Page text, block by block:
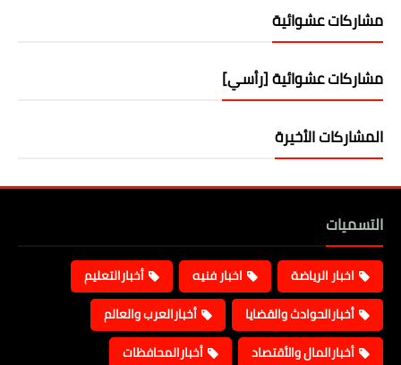
مشاركات عشوائية
مشاركات عشوائية [رأسي]
المشاركات الأخيرة
التسميات
اخبار الرياضة اخبار فنيه
أخبارالتعليم
أخبارالحوادث والقضايا
أخبارالعرب والعالم
أخبارالمال والأقتصاد
أخبارالمحافظات